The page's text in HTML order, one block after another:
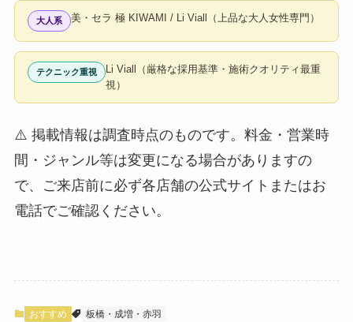
大人系 美・セラ 極 KIWAMI / Li Viall（上品な大人女性専門）
テクニック重視
Li Viall（厳格な採用基準・施術クオリティ最重
視）
⚠️ 掲載情報は調査時点のものです。料金・営業時
間・ジャンル等は変更になる場合がありますの
で、ご来店前に必ず各店舗の公式サイトまたはお
電話でご確認ください。
おすすめ 板橋・成増・赤羽